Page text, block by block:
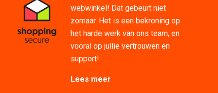
webwinkel! Dat gebeurt niet
zomaar. Het is een bekroning op
het harde werk van ons team, en
vooral op jullie vertrouwen en
support!
Lees meer